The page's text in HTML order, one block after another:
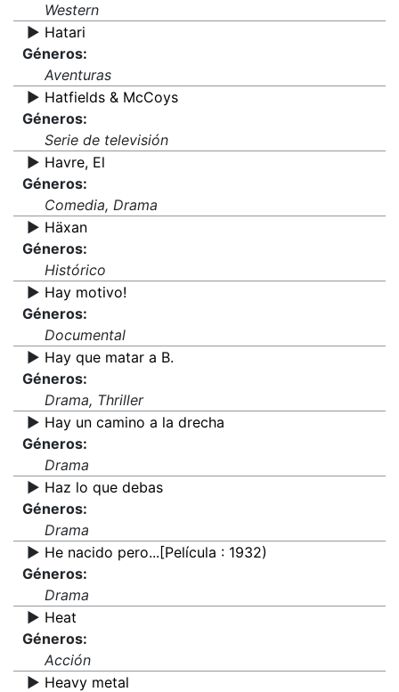
Western
▶️ Hatari
Géneros:
Aventuras
▶️ Hatfields & McCoys
Géneros:
Serie de televisión
▶️ Havre, El
Géneros:
Comedia, Drama
▶️ Häxan
Géneros:
Histórico
▶️ Hay motivo!
Géneros:
Documental
▶️ Hay que matar a B.
Géneros:
Drama, Thriller
▶️ Hay un camino a la drecha
Géneros:
Drama
▶️ Haz lo que debas
Géneros:
Drama
▶️ He nacido pero...[Película : 1932)
Géneros:
Drama
▶️ Heat
Géneros:
Acción
▶️ Heavy metal